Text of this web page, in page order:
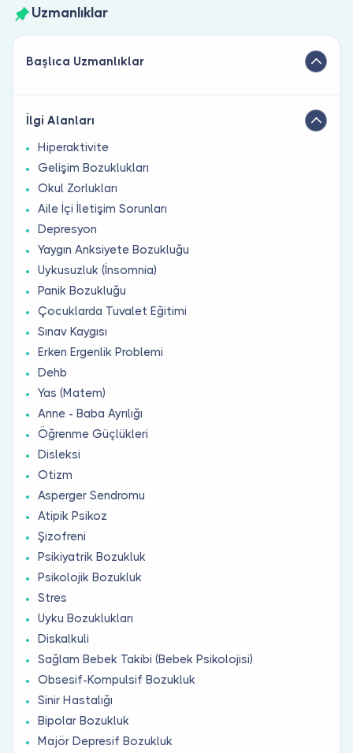
Uzmanlıklar
Başlıca Uzmanlıklar
İlgi Alanları
Hiperaktivite
Gelişim Bozuklukları
Okul Zorlukları
Aile İçi İletişim Sorunları
Depresyon
Yaygın Anksiyete Bozukluğu
Uykusuzluk (İnsomnia)
Panik Bozukluğu
Çocuklarda Tuvalet Eğitimi
Sınav Kaygısı
Erken Ergenlik Problemi
Dehb
Yas (Matem)
Anne - Baba Ayrılığı
Öğrenme Güçlükleri
Disleksi
Otizm
Asperger Sendromu
Atipik Psikoz
Şizofreni
Psikiyatrik Bozukluk
Psikolojik Bozukluk
Stres
Uyku Bozuklukları
Diskalkuli
Sağlam Bebek Takibi (Bebek Psikolojisi)
Obsesif-Kompulsif Bozukluk
Sinir Hastalığı
Bipolar Bozukluk
Majör Depresif Bozukluk